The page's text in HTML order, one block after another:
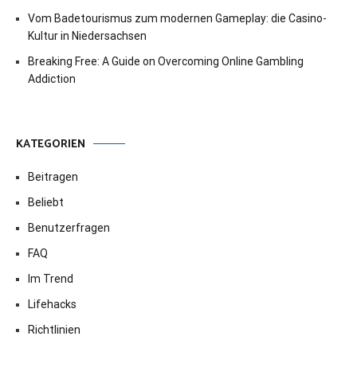
Vom Badetourismus zum modernen Gameplay: die Casino-
Kultur in Niedersachsen
Breaking Free: A Guide on Overcoming Online Gambling
Addiction
KATEGORIEN
Beitragen
Beliebt
Benutzerfragen
FAQ
Im Trend
Lifehacks
Richtlinien